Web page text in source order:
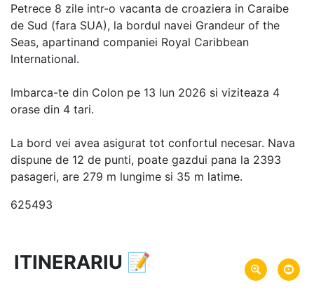
Petrece 8 zile intr-o vacanta de croaziera in Caraibe
de Sud (fara SUA), la bordul navei Grandeur of the
Seas, apartinand companiei Royal Caribbean
International.
Imbarca-te din Colon pe 13 Iun 2026 si viziteaza 4
orase din 4 tari.
La bord vei avea asigurat tot confortul necesar. Nava
dispune de 12 de punti, poate gazdui pana la 2393
pasageri, are 279 m lungime si 35 m latime.
625493
8 zile vacanta de croaziera in
Caraibe de Sud (fara SUA) -
ITINERARIU 📝